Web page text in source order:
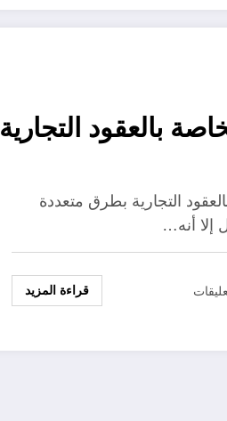
بالعقود التجارية
التجارية بطرق متعددة
أنه…
قراءة المزيد